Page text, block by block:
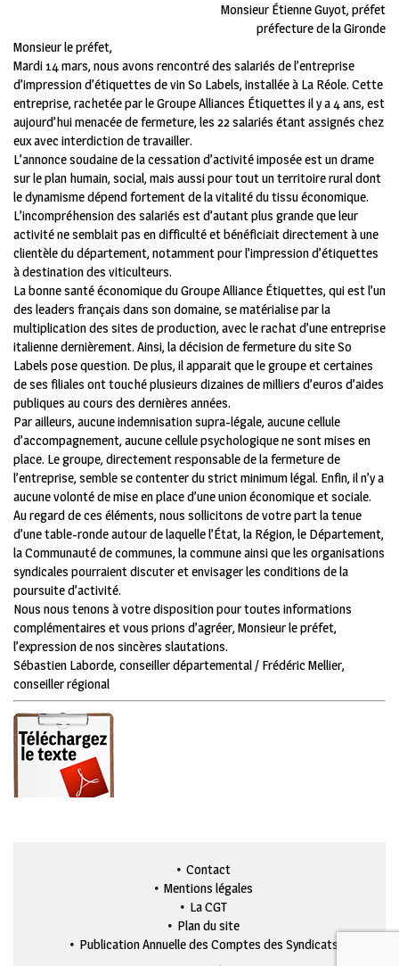
Monsieur Étienne Guyot, préfet
préfecture de la Gironde
Monsieur le préfet,
Mardi 14 mars, nous avons rencontré des salariés de l’entreprise
d’impression d’étiquettes de vin So Labels, installée à La Réole. Cette
entreprise, rachetée par le Groupe Alliances Étiquettes il y a 4 ans, est
aujourd’hui menacée de fermeture, les 22 salariés étant assignés chez
eux avec interdiction de travailler.
L’annonce soudaine de la cessation d’activité imposée est un drame
sur le plan humain, social, mais aussi pour tout un territoire rural dont
le dynamisme dépend fortement de la vitalité du tissu économique.
L’incompréhension des salariés est d’autant plus grande que leur
activité ne semblait pas en difficulté et bénéficiait directement à une
clientèle du département, notamment pour l’impression d’étiquettes
à destination des viticulteurs.
La bonne santé économique du Groupe Alliance Étiquettes, qui est l’un
des leaders français dans son domaine, se matérialise par la
multiplication des sites de production, avec le rachat d’une entreprise
italienne dernièrement. Ainsi, la décision de fermeture du site So
Labels pose question. De plus, il apparait que le groupe et certaines
de ses filiales ont touché plusieurs dizaines de milliers d’euros d’aides
publiques au cours des dernières années.
Par ailleurs, aucune indemnisation supra-légale, aucune cellule
d’accompagnement, aucune cellule psychologique ne sont mises en
place. Le groupe, directement responsable de la fermeture de
l’entreprise, semble se contenter du strict minimum légal. Enfin, il n’y a
aucune volonté de mise en place d’une union économique et sociale.
Au regard de ces éléments, nous sollicitons de votre part la tenue
d’une table-ronde autour de laquelle l’État, la Région, le Département,
la Communauté de communes, la commune ainsi que les organisations
syndicales pourraient discuter et envisager les conditions de la
poursuite d’activité.
Nous nous tenons à votre disposition pour toutes informations
complémentaires et vous prions d’agréer, Monsieur le préfet,
l’expression de nos sincères slautations.
Sébastien Laborde, conseiller départemental / Frédéric Mellier,
conseiller régional
Contact
Mentions légales
La CGT
Plan du site
Publication Annuelle des Comptes des Syndicats